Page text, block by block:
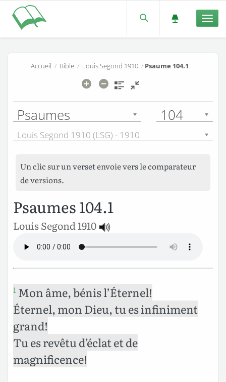
Accueil / Bible/ Louis Segond 1910/ Psaume 104.1
Psaumes 104
Louis Segond 1910 (LSG) - 1910
Un clic sur un verset envoie vers le comparateur
de versions.
Psaumes 104.1
Louis Segond 1910
1 Mon âme, bénis l’Éternel!
Éternel, mon Dieu, tu es infiniment
grand!
Tu es revêtu d’éclat et de
magnificence!